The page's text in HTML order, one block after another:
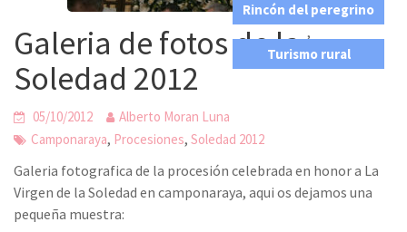
Rincón del peregrino
,
Turismo rural
Galeria de fotos de la
Soledad 2012
05/10/2012
Alberto Moran Luna
Camponaraya, Procesiones, Soledad 2012
Galeria fotografica de la procesión celebrada en honor a La
Virgen de la Soledad en camponaraya, aqui os dejamos una
pequeña muestra: